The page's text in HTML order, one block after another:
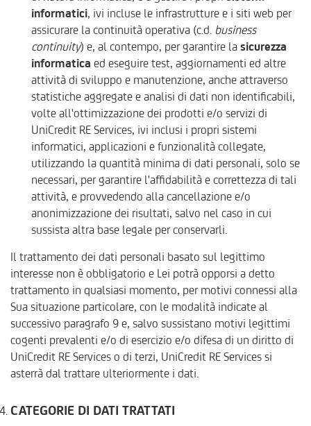
informatici, ivi incluse le infrastrutture e i siti web per
assicurare la continuità operativa (c.d. business
continuity) e, al contempo, per garantire la sicurezza
informatica ed eseguire test, aggiornamenti ed altre
attività di sviluppo e manutenzione, anche attraverso
statistiche aggregate e analisi di dati non identificabili,
volte all'ottimizzazione dei prodotti e/o servizi di
UniCredit RE Services, ivi inclusi i propri sistemi
informatici, applicazioni e funzionalità collegate,
utilizzando la quantità minima di dati personali, solo se
necessari, per garantire l'affidabilità e correttezza di tali
attività, e provvedendo alla cancellazione e/o
anonimizzazione dei risultati, salvo nel caso in cui
sussista altra base legale per conservarli.
Il trattamento dei dati personali basato sul legittimo
interesse non è obbligatorio e Lei potrà opporsi a detto
trattamento in qualsiasi momento, per motivi connessi alla
Sua situazione particolare, con le modalità indicate al
successivo paragrafo 9 e, salvo sussistano motivi legittimi
cogenti prevalenti e/o di esercizio e/o difesa di un diritto di
UniCredit RE Services o di terzi, UniCredit RE Services si
asterrà dal trattare ulteriormente i dati.
CATEGORIE DI DATI TRATTATI